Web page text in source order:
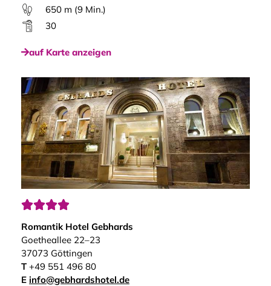
650 m (9 Min.)
30
auf Karte anzeigen

Romantik Hotel Gebhards
Goetheallee 22–23
37073 Göttingen
T+49 551 496 80
E info@gebhardshotel.de